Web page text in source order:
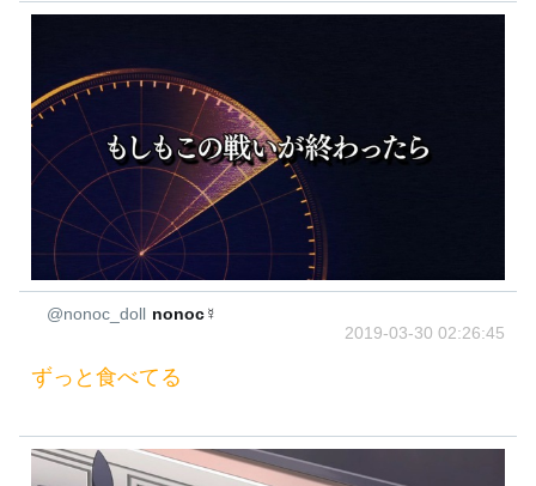
@nonoc_doll nonoc☿
2019-03-30 02:26:45
ずっと食べてる